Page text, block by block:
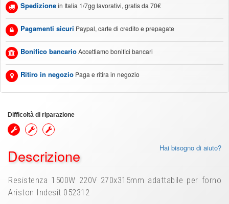
Spedizionein Italia 1/7gg lavorativi, gratis da 70€
Pagamenti sicuri Paypal, carte di credito e prepagate
Bonifico bancarioAccettiamo bonifici bancari
Ritiro in negozio Paga e ritira in negozio
Difficoltà di riparazione
Hai bisogno di aiuto?
Descrizione
Resistenza 1500W 220V 270x315mm adattabile per forno
Ariston Indesit 052312